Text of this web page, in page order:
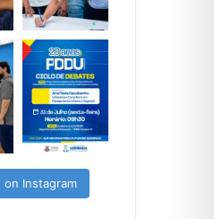
on Instagram